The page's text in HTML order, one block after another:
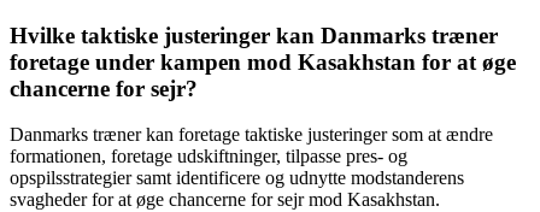
Hvilke taktiske justeringer kan Danmarks træner
foretage under kampen mod Kasakhstan for at øge
chancerne for sejr?
Danmarks træner kan foretage taktiske justeringer som at ændre
formationen, foretage udskiftninger, tilpasse pres- og
opspilsstrategier samt identificere og udnytte modstanderens
svagheder for at øge chancerne for sejr mod Kasakhstan.